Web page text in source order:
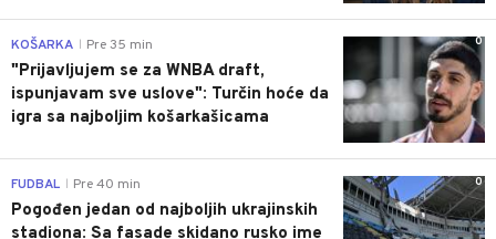
0
KOŠARKA Pre 35 min
"Prijavljujem se za WNBA draft,
ispunjavam sve uslove": Turčin hoće da
igra sa najboljim košarkašicama
0
FUDBAL Pre 40 min
Pogođen jedan od najboljih ukrajinskih
stadiona: Sa fasade skidano rusko ime